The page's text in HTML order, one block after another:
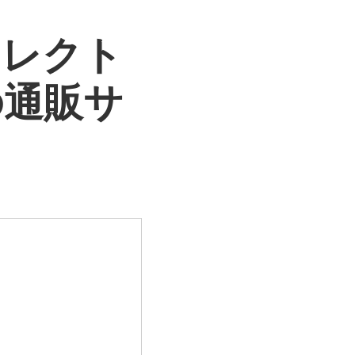
クト
販サ